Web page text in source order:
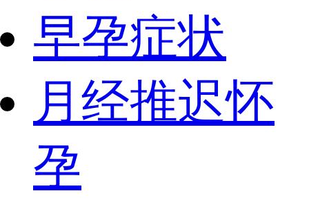
早孕症状
月经推迟怀
孕